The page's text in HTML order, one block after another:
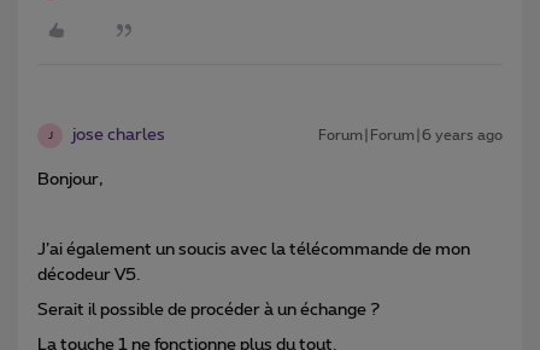
J jose charles Forum|Forum|6 years ago
Bonjour,
J’ai également un soucis avec la télécommande de mon
décodeur V5.
Serait il possible de procéder à un échange ?
La touche 1 ne fonctionne plus du tout.